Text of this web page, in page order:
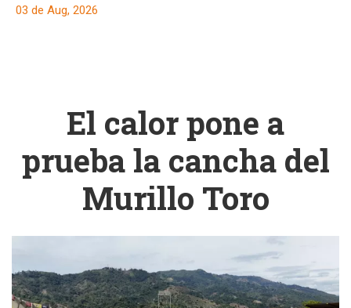
03 de Aug, 2026
El calor pone a
prueba la cancha del
Murillo Toro